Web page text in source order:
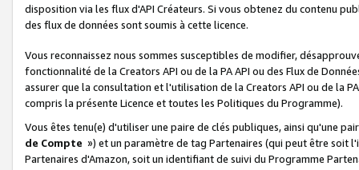
disposition via les flux d'API Créateurs. Si vous obtenez du contenu
des flux de données sont soumis à cette licence.
Vous reconnaissez nous sommes susceptibles de modifier,
fonctionnalité de la Creators API ou de la PA API ou des Flux de
assurer que la consultation et l'utilisation de la Creators API ou de la
compris la présente Licence et toutes les Politiques du Programme).
Vous êtes tenu(e) d'utiliser une paire de clés publiques, ainsi qu'une
de Compte ») et un paramètre de tag Partenaires (qui peut être soit
Partenaires d'Amazon, soit un identifiant de suivi du Programme